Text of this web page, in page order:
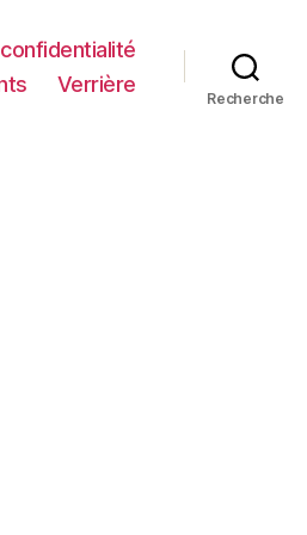
Verrière
Recherche